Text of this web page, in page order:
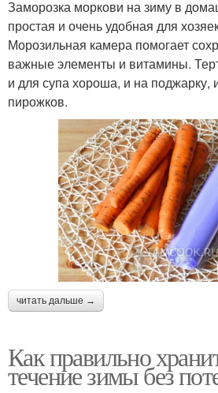
Заморозка моркови на зиму в
простая и очень удобная для
Морозильная камера помогает
важные элементы и витамины.
и для супа хороша, и на поджарку,
пирожков.
читать дальше →
Как правильно
течение зимы без